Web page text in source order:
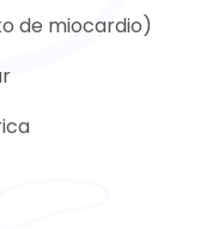
de miocardio)